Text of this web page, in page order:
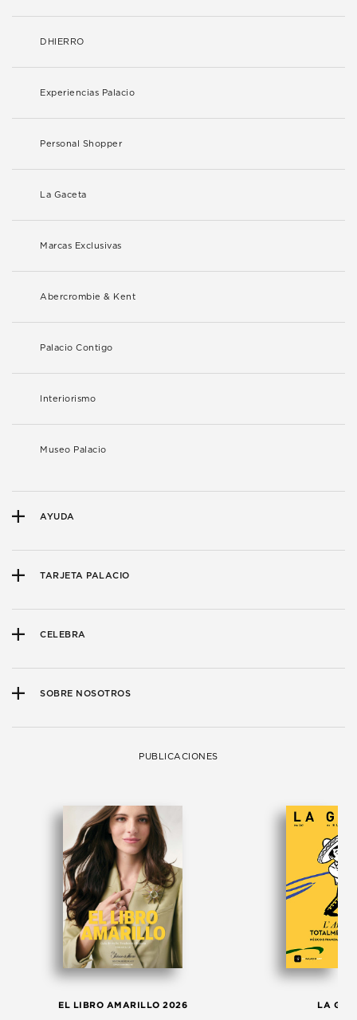
DHIERRO
Experiencias Palacio
Personal Shopper
La Gaceta
Marcas Exclusivas
Abercrombie & Kent
Palacio Contigo
Interiorismo
Museo Palacio
AYUDA
TARJETA PALACIO
CELEBRA
SOBRE NOSOTROS
PUBLICACIONES
EL LIBRO AMARILLO 2026 LA